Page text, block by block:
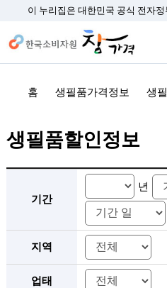
이 누리집은 대한민국 공식 전자
홈 생필품가격정보 생
생필품할인정보
기간
년
지역
업태